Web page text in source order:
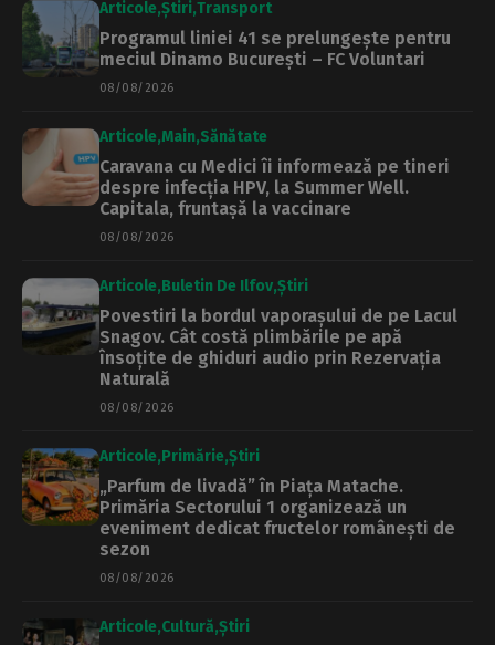
Articole Știri Transport
Programul liniei 41 se prelungește pentru
meciul Dinamo București – FC Voluntari
08/08/2026
Articole Main Sănătate
Caravana cu Medici îi informează pe tineri
despre infecția HPV, la Summer Well.
Capitala, fruntașă la vaccinare
08/08/2026
Articole Buletin De Ilfov Știri
Povestiri la bordul vaporașului de pe Lacul
Snagov. Cât costă plimbările pe apă
însoțite de ghiduri audio prin Rezervația
Naturală
08/08/2026
Articole Primărie Știri
„Parfum de livadă” în Piața Matache.
Primăria Sectorului 1 organizează un
eveniment dedicat fructelor românești de
sezon
08/08/2026
Articole Cultură Știri